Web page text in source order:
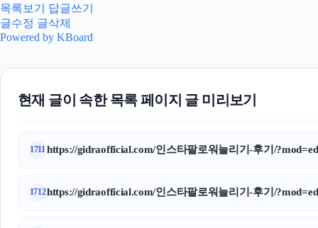
목록보기
답글쓰기
글수정 글삭제
Powered by KBoard
현재 글이 속한 목록 페이지 글 미리보기
1711https://gidraofficial.com/인스타팔로워늘리기-후기/
1712https://gidraofficial.com/인스타팔로워늘리기-후기/